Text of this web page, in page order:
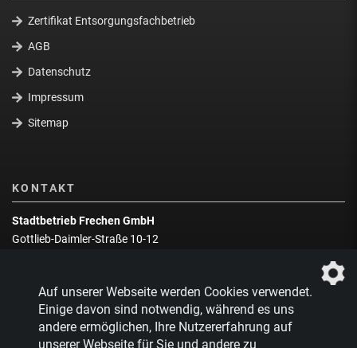
Zertifikat Entsorgungsfachbetrieb
AGB
Datenschutz
Impressum
Sitemap
KONTAKT
Stadtbetrieb Frechen GmbH
Gottlieb-Daimler-Straße 10-12
Zentrale:02234 9217-0
Abfallberatung:02234 9217-17
Auf unserer Webseite werden Cookies verwendet.
Einige davon sind notwendig, während es uns
andere ermöglichen, Ihre Nutzererfahrung auf
unserer Webseite für Sie und andere zu